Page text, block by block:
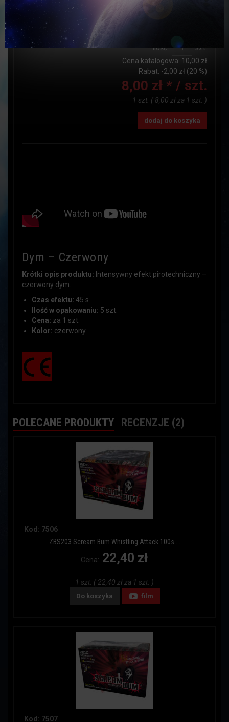
JEST
Ilość:
szt.
Cena katalogowa: 10,00 zł
Rabat: -2,00 zł (20 %)
8,00 zł * / szt.
1 szt. ( 8,00 zł za 1 szt. )
dodaj do koszyka
Dym – Czerwony
Krótki opis produktu: Intensywny efekt pirotechniczny –
czerwony dym.
Czas efektu: 45 s
Ilość w opakowaniu: 5 szt.
Cena: za 1 szt.
Kolor: czerwony
POLECANE PRODUKTY RECENZJE (2)
Kod: 7506
ZBS203 Scream Bum Whistling Attack 100s ...
Cena: 22,40 zł
1 szt. ( 22,40 zł za 1 szt. )
Do koszyka film
Kod: 7507